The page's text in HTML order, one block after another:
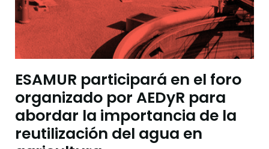
ESAMUR participará en el foro
organizado por AEDyR para
abordar la importancia de la
reutilización del agua en